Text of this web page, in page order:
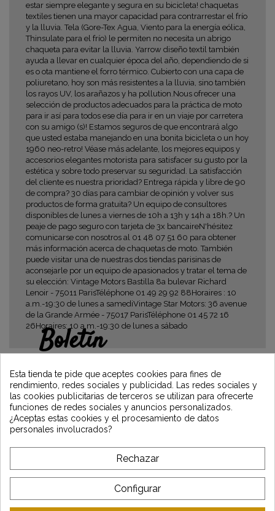
estar siempre elegante y segura en su bicicleta! chaquetas
textiles tienen una mayor capacidad para contrarrestar el frío
y la lluvia. Tela (Gore-Tex Agua, Viento para la energía eólica,
Thinsulate para el frío) le permiten no necesita un abrigo
chaqueta para evitar la lluvia. Yarrow diseño textil también
ayuda a llevar en cualquier época del año, dependiendo de si
es o ota mantiene el forro térmico. Cubierto con una capa de
poliuretano, hoy son más resistentes a la lluvia, sino también
los rayos UV, los arañazos y ha pollution.Nous ofrecer una
selección de productos adecuados para la práctica de moto
para ir así para todos ese día para ir en un viaje por carretera
con su amigo (s)! Estamos seguros de que encontrará algo
que usted estaba manejando en una bonita bicicleta o un hoy
1960 neo-retro! Véase más adelante, los mejores equipos y
accesorios elegantes motorista para satisfacer su gusto por la
estética y sobre todo preservar su seguridad. La satisfacción
del cliente es nuestra prioridad? Entrega rápida y libre de 90
de compra? 30 días para cambiar de opinión y volver sus
productos de forma gratuita? Un equipo de consultores
disponibles de lunes a viernes de 10h a 13h y 14h a 18h.? Un
peaje de pago seguro con tarjeta de 3x bancaireN'hésitez
comunicarse con nosotros al 01 48 07 51 60 para obtener
más información acerca de chaquetas de moto. También
puede visitar una de nuestras dos tiendas parisinas de
aconsejarle por un equipo de apasionados y tratar el tema de
su elección: Vintage Motors Bastilla 8a bulevar Richard
Lenoir - 75011 ParisTéléphone 01 49 29 92 88Horaires : 10
a.m.-19:30 de lunes a samediVintage Star Motors: 36 avenue
de la Grande Armée - 75017 ParisTéléphone 01 45 72 16
26Horaires: 10 a.m.-19:30 de lunes a sábado
Boletín
suscribiéndose y manténgase informado de
las últimas noticias de Vintage Motors
*Dès 99€ d'achat. En vous abonnant à notre newsletter, vous reconnaissez avoir pris
l'acceptez.
A PROPÓSITO DE VINTAGE
SERVICIO AL CLIENTE
Esta tienda te pide que aceptes cookies para fines de
rendimiento, redes sociales y publicidad. Las redes sociales y
las cookies publicitarias de terceros se utilizan para ofrecerte
funciones de redes sociales y anuncios personalizados.
¿Aceptas estas cookies y el procesamiento de datos
personales involucrados?
Rechazar
Configurar